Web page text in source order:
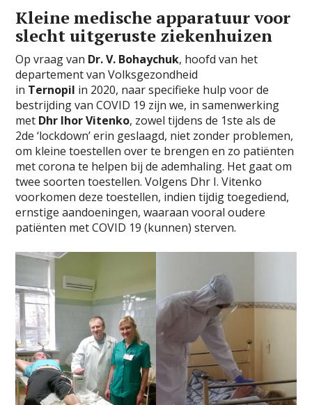
Kleine medische apparatuur voor
slecht uitgeruste ziekenhuizen
Op vraag van Dr. V. Bohaychuk, hoofd van het
departement van Volksgezondheid
in Ternopil in 2020, naar specifieke hulp voor de
bestrijding van COVID 19 zijn we, in samenwerking
met Dhr Ihor Vitenko, zowel tijdens de 1ste als de
2de ‘lockdown’ erin geslaagd, niet zonder problemen,
om kleine toestellen over te brengen en zo patiënten
met corona te helpen bij de ademhaling. Het gaat om
twee soorten toestellen. Volgens Dhr I. Vitenko
voorkomen deze toestellen, indien tijdig toegediend,
ernstige aandoeningen, waaraan vooral oudere
patiënten met COVID 19 (kunnen) sterven.